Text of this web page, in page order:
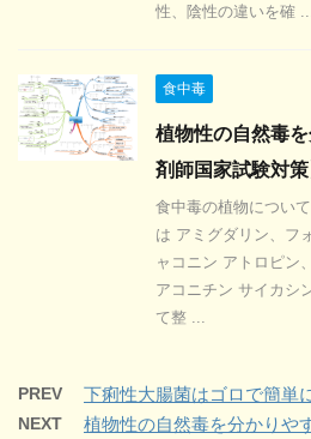
性、陰性の違いを確 ...
食中毒
植物性の自然毒
剤師国家試験対策
食中毒の植物につい
は アミグダリン、フ
ャコニン アトロピン
アコニチン サイカシ
て整 ...
PREV 下痢性大腸菌はゴロで簡単
NEXT
植物性の自然毒を分かりや